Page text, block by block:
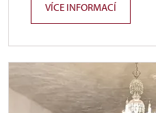
VÍCE INFORMACÍ